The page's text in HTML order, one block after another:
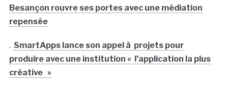
Besançon rouvre ses portes avec une médiation
repensée
. SmartApps lance son appel à projets pour
produire avec une institution « l’application la plus
créative »